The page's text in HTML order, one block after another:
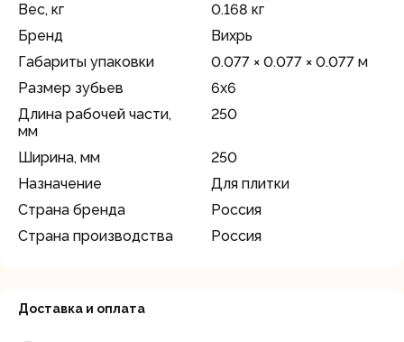
Вес, кг
0.168 кг
Бренд
Вихрь
Габариты упаковки
0.077 × 0.077 × 0.077 м
Размер зубьев
6х6
Длина рабочей части,
мм
250
Ширина, мм
250
Назначение
Для плитки
Страна бренда
Россия
Страна производства
Россия
Доставка и оплата